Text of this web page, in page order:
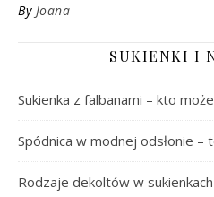
By Joana
SUKIENKI I
Sukienka z falbanami – kto
Spódnica w modnej odsłonie –
Rodzaje dekoltów w